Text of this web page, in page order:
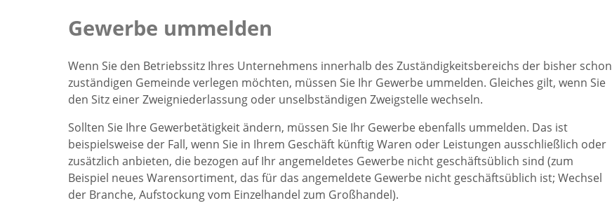
Gewerbe ummelden
Wenn Sie den Betriebssitz Ihres Unternehmens innerhalb des Zuständigkeitsbereichs der bisher schon
zuständigen Gemeinde verlegen möchten, müssen Sie Ihr Gewerbe ummelden. Gleiches gilt, wenn Sie
den Sitz einer Zweigniederlassung oder unselbständigen Zweigstelle wechseln.
Sollten Sie Ihre Gewerbetätigkeit ändern, müssen Sie Ihr Gewerbe ebenfalls ummelden. Das ist
beispielsweise der Fall, wenn Sie in Ihrem Geschäft künftig Waren oder Leistungen ausschließlich oder
zusätzlich anbieten, die bezogen auf Ihr angemeldetes Gewerbe nicht geschäftsüblich sind (zum
Beispiel neues Warensortiment, das für das angemeldete Gewerbe nicht geschäftsüblich ist; Wechsel
der Branche, Aufstockung vom Einzelhandel zum Großhandel).